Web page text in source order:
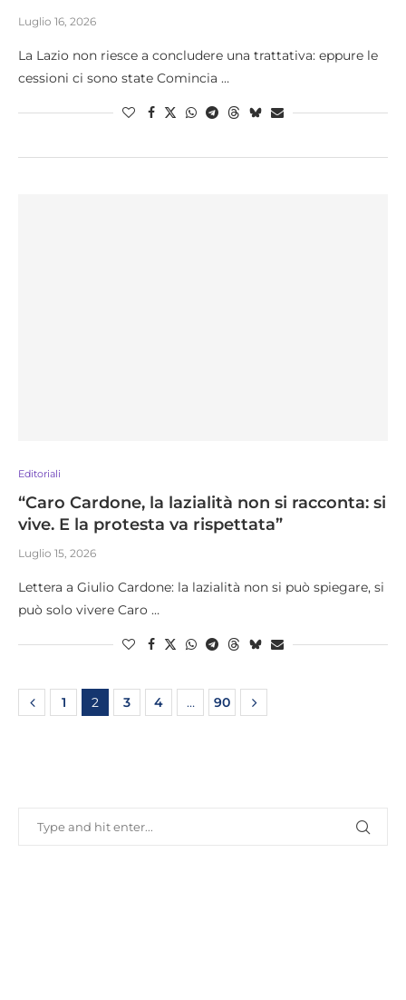
Luglio 16, 2026
La Lazio non riesce a concludere una trattativa: eppure le
cessioni ci sono state Comincia …
Editoriali
“Caro Cardone, la lazialità non si racconta: si
vive. E la protesta va rispettata”
Luglio 15, 2026
Lettera a Giulio Cardone: la lazialità non si può spiegare, si
può solo vivere Caro …
1 2 3 4 … 90